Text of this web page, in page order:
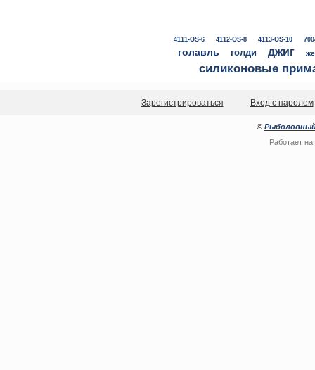
4111-OS-6 4112-OS-8 4113-OS-10
голавль голди джиг
силиконовые
Зарегистрироваться Вход с паролем
© Рыболовный
Работает